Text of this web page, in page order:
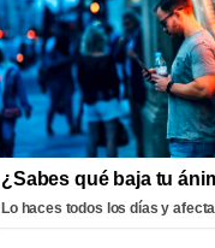
¿Sabes qué baja tu
Lo haces todos los días y